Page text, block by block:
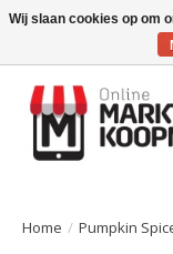
Voor 15:00 besteld,
Home / Pumpkin
Wij slaan cookies op om